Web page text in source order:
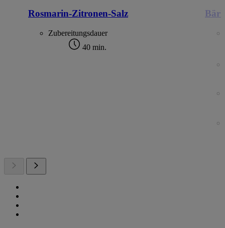
Rosmarin-Zitronen-Salz
Zubereitungsdauer
40 min.